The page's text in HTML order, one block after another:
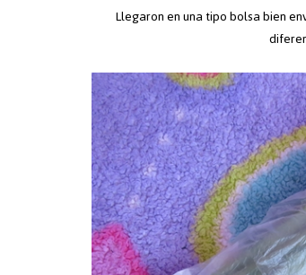
Llegaron en una tipo bolsa bien